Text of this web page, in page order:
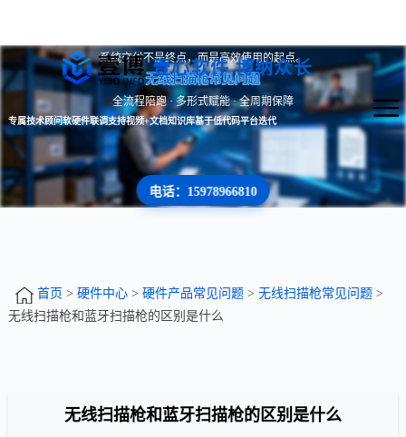
壹心软件 博纳众长
系统交付不是终点，而是高效使用的起点。
无线扫描枪常见问题
全流程陪跑 · 多形式赋能 · 全周期保障
专属技术顾问软硬件联调支持视频+文档知识库基于低代码平台迭代
电话：15978966810
首页 > 硬件中心> 硬件产品常见问题 > 无线扫描枪常见问题 >
无线扫描枪和蓝牙扫描枪的区别是什么
无线扫描枪和蓝牙扫描枪的区别是什么